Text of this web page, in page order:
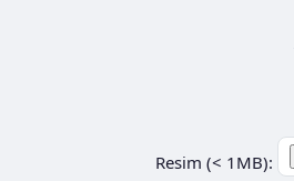
Resim (< 1MB):